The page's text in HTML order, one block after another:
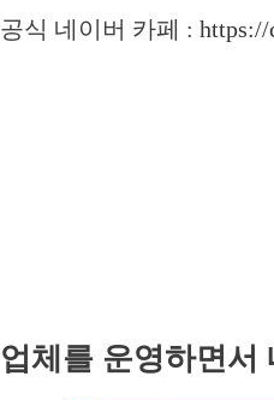
공식 네이버 카페 :https://
업체를 운영하면서